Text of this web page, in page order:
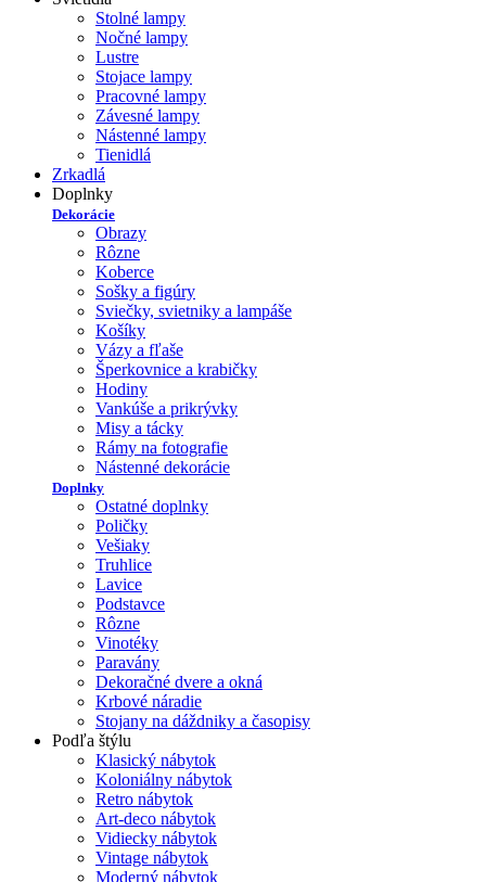
Stolné lampy
Nočné lampy
Lustre
Stojace lampy
Pracovné lampy
Závesné lampy
Nástenné lampy
Tienidlá
Zrkadlá
Doplnky
Dekorácie
Obrazy
Rôzne
Koberce
Sošky a figúry
Sviečky, svietniky a lampáše
Košíky
Vázy a fľaše
Šperkovnice a krabičky
Hodiny
Vankúše a prikrývky
Misy a tácky
Rámy na fotografie
Nástenné dekorácie
Doplnky
Ostatné doplnky
Poličky
Vešiaky
Truhlice
Lavice
Podstavce
Rôzne
Vinotéky
Paravány
Dekoračné dvere a okná
Krbové náradie
Stojany na dáždniky a časopisy
Podľa štýlu
Klasický nábytok
Koloniálny nábytok
Retro nábytok
Art-deco nábytok
Vidiecky nábytok
Vintage nábytok
Moderný nábytok